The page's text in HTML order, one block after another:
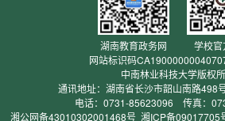
湖南教育政务网
学校
网站标识码
中南林业科技大学版权
通讯地址：湖南省长沙市韶山南路
电话：0731-85623096 传真：
湘公网备43010302001468号 湘ICP备09017705